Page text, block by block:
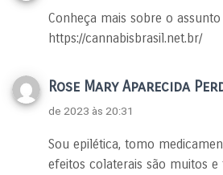
Conheça mais sobre o
https://cannabisbrasil.net.br/
Rose Mary Aparecida
de 2023 às 20:31
Sou epilética, tomo
efeitos colaterais são muitos